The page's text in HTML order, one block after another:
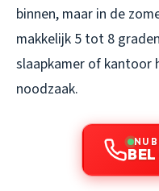
binnen, maar in de
makkelijk 5 tot 8
slaapkamer of kantoor
noodzaak.
NU